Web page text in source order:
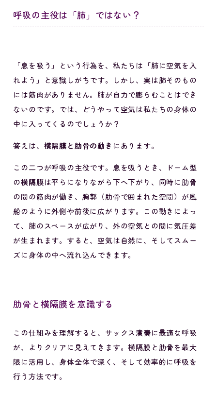
呼吸の主役は「肺」ではない？
「息を吸う」という行為を、私たちは「肺に空気を入
れよう」と意識しがちです。しかし、実は肺そのもの
には筋肉がありません。肺が自力で膨らむことはでき
ないのです。では、どうやって空気は私たちの身体の
中に入ってくるのでしょうか？
答えは、 横隔膜と肋骨の動き にあります。
この二つが呼吸の主役です。息を吸うとき、ドーム型
の横隔膜は平らになりながら下へ下がり、同時に肋骨
の間の筋肉が働き、胸郭（肋骨で囲まれた空間）が風
船のように外側や前後に広がります。この動きによっ
て、肺のスペースが広がり、外の空気との間に気圧差
が生まれます。すると、空気は自然に、そしてスムー
ズに身体の中へ流れ込んできます。
肋骨と横隔膜を意識する
この仕組みを理解すると、サックス演奏に最適な呼吸
が、よりクリアに見えてきます。横隔膜と肋骨を最大
限に活用し、身体全体で深く、そして効率的に呼吸を
行う方法です。